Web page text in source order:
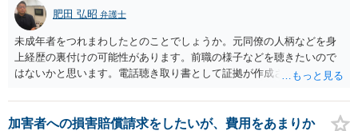
肥田 弘昭 弁護士
未成年者をつれまわしたとのことでしょうか。元同僚の人柄などを身
上経歴の裏付けの可能性があります。前職の様子などを聴きたいので
はないかと思います。電話聴き取り書として証拠が作成される可能性
考にしてください。
加害者への損害賠償請求をしたいが、費用をあまりか